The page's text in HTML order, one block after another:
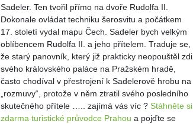
Sadeler. Ten tvořil přímo na dvoře Rudolfa II.
Dokonale ovládat techniku šerosvitu a počátkem
17. století vydal mapu Čech. Sadeler bych velkým
oblíbencem Rudolfa II. a jeho přítelem. Traduje se,
že starý panovník, který již prakticky neopouštěl zdi
svého královského paláce na Pražském hradě,
často chodíval v přestrojení k Sadelerově hrobu na
„rozmuvy“, protože v něm ztratil svého posledního
skutečného přítele ….. zajímá vás víc ?Stáhněte si
zdarma turistické průvodce Prahou a pojďte se